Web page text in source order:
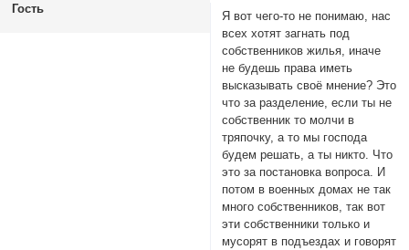
Гость
Я вот чего-то не понимаю, нас
всех хотят загнать под
собственников жилья, иначе
не будешь права иметь
высказывать своё мнение? Это
что за разделение, если ты не
собственник то молчи в
тряпочку, а то мы господа
будем решать, а ты никто. Что
это за постановка вопроса. И
потом в военных домах не так
много собственников, так вот
эти собственники только и
мусорят в подъездах и говорят